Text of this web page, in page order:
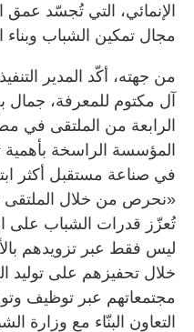
الإنمائي، التي تُجسّد عمق
مجال تمكين الشباب وبناء
من جهته، أكّد المدير
آل مكتوم للمعرفة،
الرابعة من الملتقى في
المؤسسة الراسخة
في صناعة مستقبل أكثر
«نحرص من خلال الملتقى
تُعزّز قدرات الشباب على
ليس فقط عبر تزويدهم
خلال تحفيزهم على توليد
مجتمعاتهم عبر توظيف
التعاون البنّاء مع وزارة